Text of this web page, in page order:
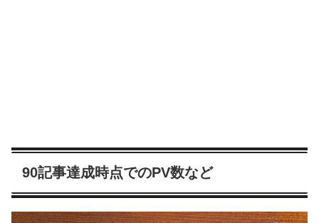
90記事達成時点でのPV数など